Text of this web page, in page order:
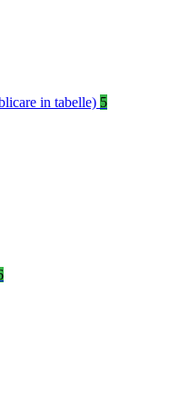
in tabelle) 5